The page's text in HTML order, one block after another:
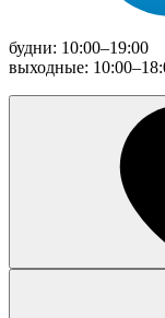
будни: 10:00–19:00
выходные: